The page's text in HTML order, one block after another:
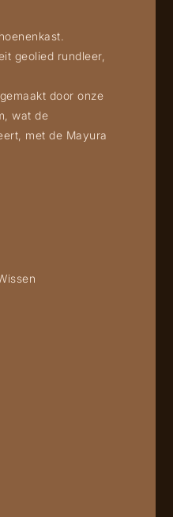
geolied rundleer,
door onze
wat de
met de Mayura